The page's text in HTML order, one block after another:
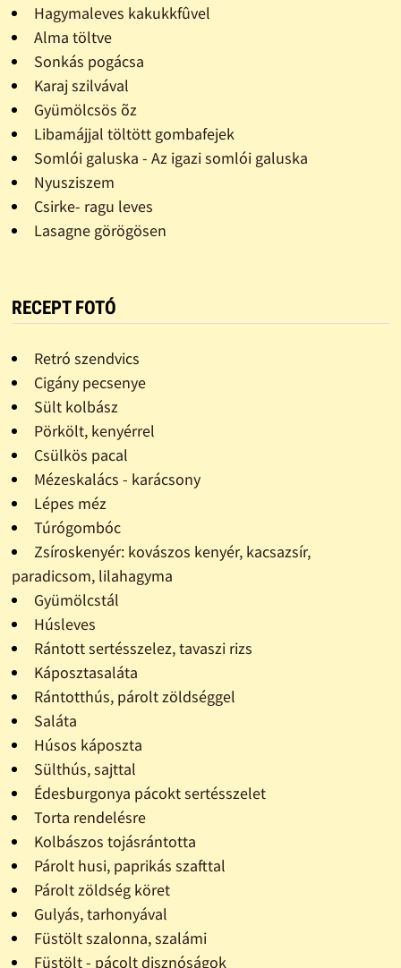
Hagymaleves kakukkfûvel
Alma töltve
Sonkás pogácsa
Karaj szilvával
Gyümölcsös õz
Libamájjal töltött gombafejek
Somlói galuska - Az igazi somlói galuska
Nyusziszem
Csirke- ragu leves
Lasagne görögösen
RECEPT FOTÓ
Retró szendvics
Cigány pecsenye
Sült kolbász
Pörkölt, kenyérrel
Csülkös pacal
Mézeskalács - karácsony
Lépes méz
Túrógombóc
Zsíroskenyér: kovászos kenyér, kacsazsír,
paradicsom, lilahagyma
Gyümölcstál
Húsleves
Rántott sertésszelez, tavaszi rizs
Káposztasaláta
Rántotthús, párolt zöldséggel
Saláta
Húsos káposzta
Sülthús, sajttal
Édesburgonya pácokt sertésszelet
Torta rendelésre
Kolbászos tojásrántotta
Párolt husi, paprikás szafttal
Párolt zöldség köret
Gulyás, tarhonyával
Füstölt szalonna, szalámi
Füstölt - pácolt disznóságok